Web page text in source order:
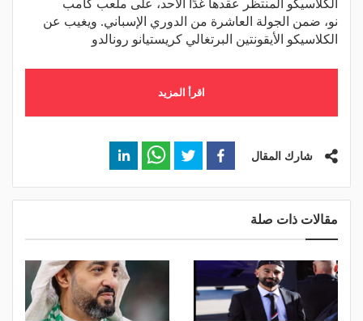
الكلاسيكو المنتظر عقدها غدًا الأحد، على ملعب كامب
نو، ضمن الجولة العاشرة من الدوري الإسباني. ويغيب عن
الكلاسيكو الأيقونتين البرتغالي كريستيانو رونالدو
اقرأ المزيد
شارك المقال
مقالات ذات صلة